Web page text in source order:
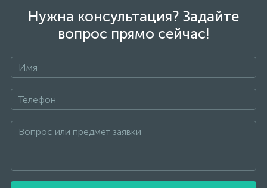
Нужна консультация? Задайте
вопрос прямо сейчас!